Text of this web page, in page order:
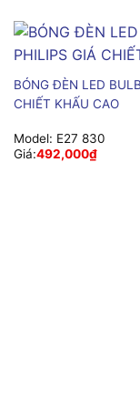
BÓNG ĐÈN LED
CHIẾT KHẤU CAO
Model: E27 830
Giá:492,000₫